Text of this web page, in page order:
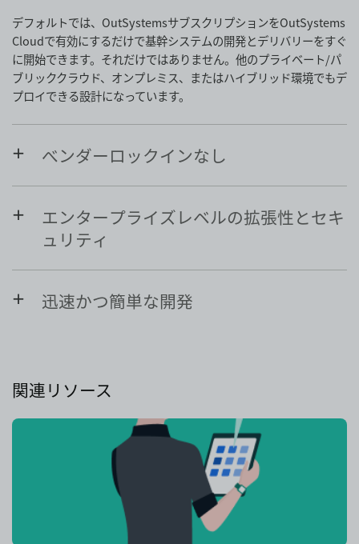
デフォルトでは、OutSystemsサブスクリプションをOutSystems
Cloudで有効にするだけで基幹システムの開発とデリバリーをすぐ
に開始できます。それだけではありません。他のプライベート/パ
ブリッククラウド、オンプレミス、またはハイブリッド環境でもデ
プロイできる設計になっています。
べンダーロックインなし
エンタープライズレベルの拡張性とセキ
ュリティ
迅速かつ簡単な開発
関連リソース